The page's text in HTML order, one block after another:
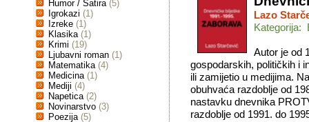
Humor / Satira (5)
Igrokazi (1)
Izreke (1)
Klasika (1)
Krimi (19)
Ljubavni roman (1)
Matematika (4)
Medicina (1)
Mediji (4)
Napetica (2)
Novinarstvo (3)
Poezija (5)
Lazo
Kategorija:
Autor je od
gospodarskih, političkih i
ili zamijetio u medijima.
obuhvaća razdoblje od
nastavku dnevnika
razdoblje od 1991. do